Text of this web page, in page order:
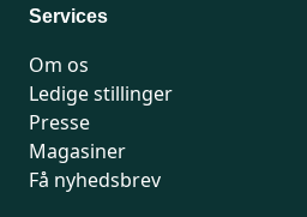
Services
Om os
Ledige stillinger
Presse
Magasiner
Få nyhedsbrev